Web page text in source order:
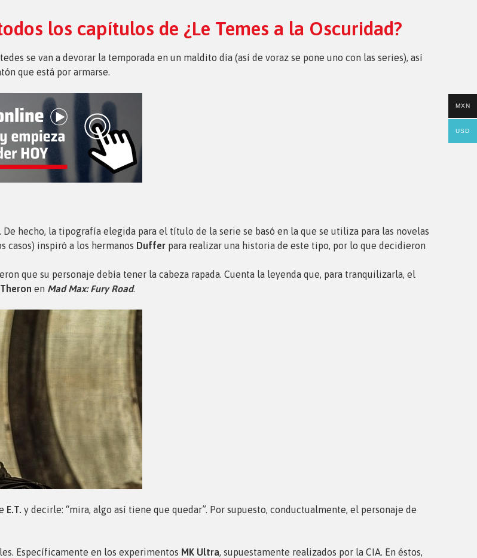
los capítulos de ¿Le Temes a la Oscuridad?
se van a devorar la temporada en un maldito día (así de voraz se pone uno con las series), así
que está por armarse.
hecho, la tipografía elegida para el título de la serie se basó en la que se utiliza para las novelas
casos) inspiró a los hermanos Duffer para realizar una historia de este tipo, por lo que decidieron
que su personaje debía tener la cabeza rapada. Cuenta la leyenda que, para tranquilizarla, el
en Mad Max: Fury Road.
E.T. y decirle: “mira, algo así tiene que quedar”. Por supuesto, conductualmente, el personaje de
Específicamente en los experimentos MK Ultra, supuestamente realizados por la CIA. En éstos,
MXN
USD